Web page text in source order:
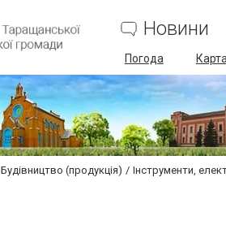
Новини
Погода
Будівництво (продукція) Інструменти,